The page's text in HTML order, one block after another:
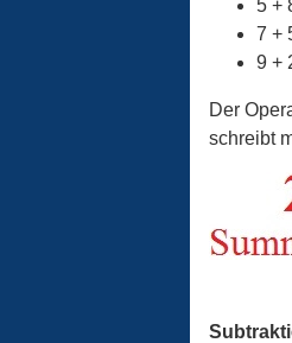
5 +
7 +
9 +
Der
schreibt